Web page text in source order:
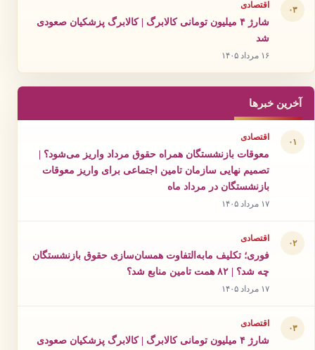
۰۳ اقتصادی
شارژ ۴ میلیون تومانی کالابرگ | کالابرگ پزشکیان صعودی
شد
۱۶ مرداد ۱۴۰۵
آخرین خبرها
۰۱ اقتصادی
معوقات بازنشستگان همراه حقوق مرداد واریز می‌شود؟ |
تصمیم نهایی سازمان تامین اجتماعی برای واریز معوقات
بازنشستگان در مرداد ماه
۱۷ مرداد ۱۴۰۵
۰۲ اقتصادی
فوری؛ تکلیف مابه‌التفاوت همسان‌سازی حقوق بازنشستگان
چه شد؟ | ۸۲ همت تامین منابع شد؟
۱۷ مرداد ۱۴۰۵
۰۳ اقتصادی
شارژ ۴ میلیون تومانی کالابرگ | کالابرگ پزشکیان صعودی